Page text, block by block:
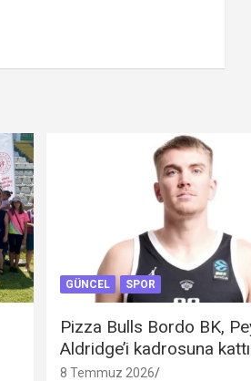
GÜNCEL SPOR
Pizza Bulls Bordo BK,
Aldridge’i kadrosuna kattı
8 Temmuz 2026